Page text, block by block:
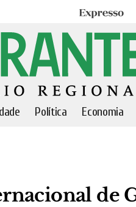
Expresso
Política Economia
de